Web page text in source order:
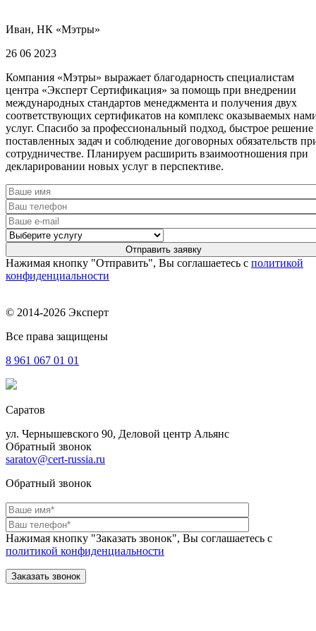
Иван, НК «Мэтры»
26 06 2023
Компания «Мэтры» выражает благодарность специалистам
центра «Эксперт Сертификация» за помощь при внедрении
международных стандартов менеджмента и получения двух
соответствующих сертификатов на комплекс оказываемых
услуг. Спасибо за профессиональный подход, быстрое решение
поставленных задач и соблюдение договорных обязательств
сотрудничестве. Планируем расширить взаимоотношения при
декларировании новых услуг в перспективе.
Нажимая кнопку "Отправить", Вы соглашаетесь с политикой
конфиденциальности
© 2014-2026 Эксперт
Все права защищены
8 961 067 01 01
Саратов
ул. Чернышевского 90, Деловой центр Альянс
Обратный звонок
saratov@cert-russia.ru
Обратный звонок
Нажимая кнопку "Заказать звонок", Вы соглашаетесь с
политикой конфиденциальности